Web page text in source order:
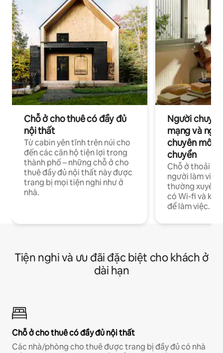
Chỗ ở cho thuê có đầy đủ
nội thất
Từ cabin yên tĩnh trên núi cho
đến các căn hộ tiện lợi trong
thành phố – những chỗ ở cho
thuê đầy đủ nội thất này được
trang bị mọi tiện nghi như ở
nhà.
Người
mạng và
chuyên môn
chuyển
Chỗ ở thoải
người làm việc
thường xuyên
có Wi-fi và
để làm việc.
Tiện nghi và ưu đãi đặc biệt cho khách ở
dài hạn
Chỗ ở cho thuê có đầy đủ nội thất
Các nhà/phòng cho thuê được trang bị đầy đủ có nhà